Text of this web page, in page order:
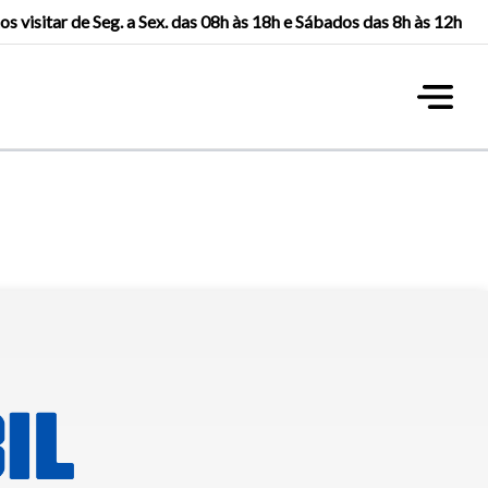
visitar de Seg. a Sex. das 08h às 18h e Sábados das 8h às 12h